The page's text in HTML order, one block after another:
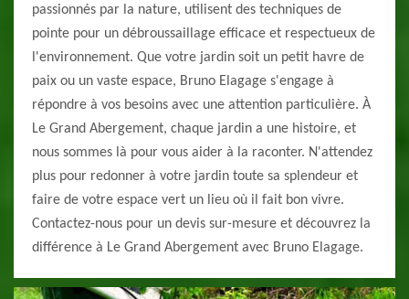
passionnés par la nature, utilisent des techniques de
pointe pour un débroussaillage efficace et respectueux de
l'environnement. Que votre jardin soit un petit havre de
paix ou un vaste espace, Bruno Elagage s'engage à
répondre à vos besoins avec une attention particulière. À
Le Grand Abergement, chaque jardin a une histoire, et
nous sommes là pour vous aider à la raconter. N'attendez
plus pour redonner à votre jardin toute sa splendeur et
faire de votre espace vert un lieu où il fait bon vivre.
Contactez-nous pour un devis sur-mesure et découvrez la
différence à Le Grand Abergement avec Bruno Elagage.